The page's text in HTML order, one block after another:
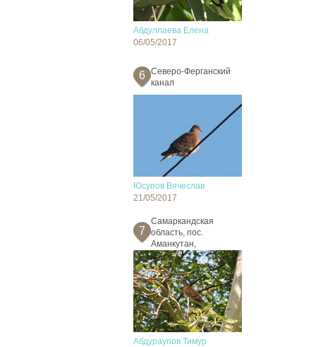
Абдуллаева Елена
06/05/2017
6
Северо-Ферганский
канал
Юсупов Вячеслав
21/05/2017
7
Самаркандская
область, пос.
Аманкутан,
Абдураупов Тимур